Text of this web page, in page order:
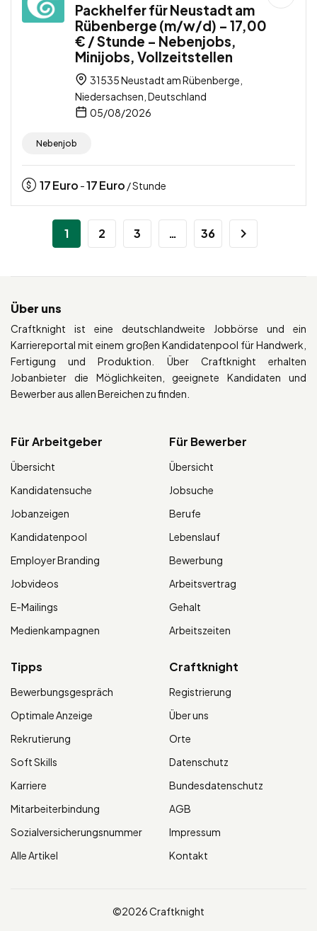
Packhelfer für Neustadt am
Rübenberge (m/w/d) – 17,00
€ / Stunde – Nebenjobs,
Minijobs, Vollzeitstellen
31535 Neustadt am Rübenberge,
Niedersachsen, Deutschland
05/08/2026
Nebenjob
17Euro -17Euro / Stunde
1 2 3 … 36
Über uns
Craftknight ist eine deutschlandweite Jobbörse und ein
Karriereportal mit einem großen Kandidatenpool für Handwerk,
Fertigung und Produktion. Über Craftknight erhalten
Jobanbieter die Möglichkeiten, geeignete Kandidaten und
Bewerber aus allen Bereichen zu finden.
Für Arbeitgeber
Übersicht
Kandidatensuche
Jobanzeigen
Kandidatenpool
Employer Branding
Jobvideos
E-Mailings
Medienkampagnen
Für Bewerber
Übersicht
Jobsuche
Berufe
Lebenslauf
Bewerbung
Arbeitsvertrag
Gehalt
Arbeitszeiten
Tipps
Bewerbungsgespräch
Optimale Anzeige
Rekrutierung
Soft Skills
Karriere
Mitarbeiterbindung
Sozialversicherungsnummer
Alle Artikel
Craftknight
Registrierung
Über uns
Orte
Datenschutz
Bundesdatenschutz
AGB
Impressum
Kontakt
©2026 Craftknight